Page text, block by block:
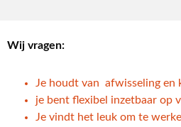
Wij vragen:
Je houdt van afwisseling en
je bent flexibel inzetbaar op
Je vindt het leuk om te